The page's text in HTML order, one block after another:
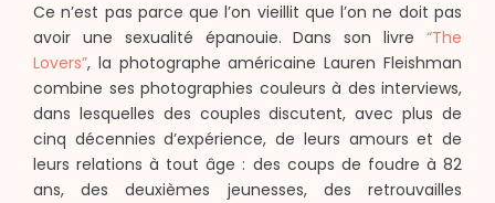
Ce n’est pas parce que l’on vieillit que l’on ne doit pas
avoir une sexualité épanouie. Dans son livre “The
Lovers”, la photographe américaine Lauren Fleishman
combine ses photographies couleurs à des interviews,
dans lesquelles des couples discutent, avec plus de
cinq décennies d’expérience, de leurs amours et de
leurs relations à tout âge : des coups de foudre à 82
ans, des deuxièmes jeunesses, des retrouvailles